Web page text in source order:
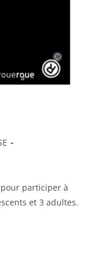
participer à
et 3 adultes.